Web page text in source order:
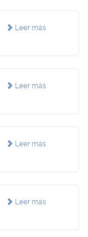
Leer más
Leer más
Leer más
Leer más